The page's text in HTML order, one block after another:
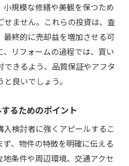
規模な修繕や美観を保つため
せません。これらの投資は、査
最終的に売却益を増加させる可
リフォームの過程では、買い
できるよう、品質保証やアフタ
良いでしょう。
るためのポイント
入検討者に強くアピールするこ
ず、物件の特徴を明確に伝える
地条件や周辺環境、交通アクセ